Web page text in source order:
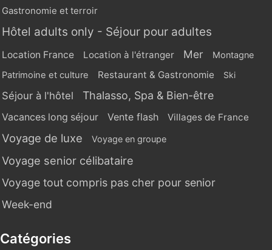
Gastronomie et terroir
Hôtel adults only - Séjour pour adultes
Location France Location à l'étranger Mer Montagne
Patrimoine et culture Restaurant & Gastronomie Ski
Séjour à l'hôtel Thalasso, Spa & Bien-être
Vacances long séjour Vente flash Villages de France
Voyage de luxe Voyage en groupe
Voyage senior célibataire
Voyage tout compris pas cher pour senior
Week-end
Catégories